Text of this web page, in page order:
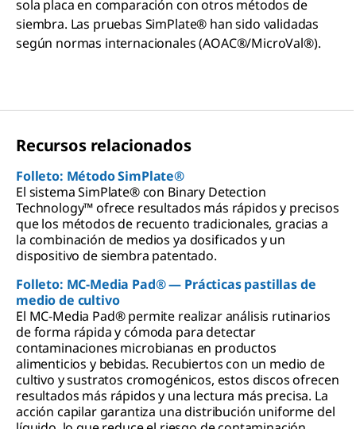
sola placa en comparación con otros métodos de
siembra. Las pruebas SimPlate® han sido validadas
según normas internacionales (AOAC®/MicroVal®).
Recursos relacionados
Folleto: Método SimPlate®
El sistema SimPlate® con Binary Detection
Technology™ ofrece resultados más rápidos y precisos
que los métodos de recuento tradicionales, gracias a
la combinación de medios ya dosificados y un
dispositivo de siembra patentado.
Folleto: MC-Media Pad® — Prácticas pastillas de
medio de cultivo
El MC-Media Pad® permite realizar análisis rutinarios
de forma rápida y cómoda para detectar
contaminaciones microbianas en productos
alimenticios y bebidas. Recubiertos con un medio de
cultivo y sustratos cromogénicos, estos discos ofrecen
resultados más rápidos y una lectura más precisa. La
acción capilar garantiza una distribución uniforme del